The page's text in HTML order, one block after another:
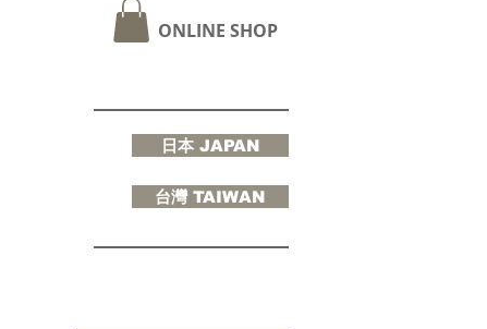
ONLINE SHOP
日本 JAPAN
台灣 TAIWAN